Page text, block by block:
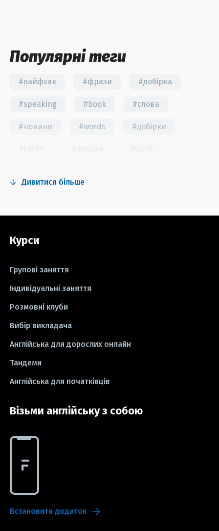
Популярні теги
#лайфхак #фрази #добірка
#speaking #book #слова
#новини #words #добірки
#grammar #writing #вправи
#пісні
#школа #ігри
#СV #резюме
#idioms
Дивитися більше
Курси
Групові заняття
Індивідуальні заняття
Розмовні клуби
Вибір викладача
Англійська для дорослих онлайн
Тандеми
Англійська для початківців
Візьми англійську з собою
Встановити додаток